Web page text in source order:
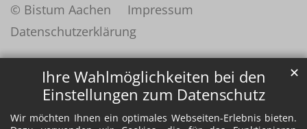
Ihre Wahlmöglichkeiten bei den
Einstellungen zum Datenschutz
Wir möchten Ihnen ein optimales Webseiten-Erlebnis bieten.
✕
© Bistum Aachen
Impressum
Datenschutzerklärung